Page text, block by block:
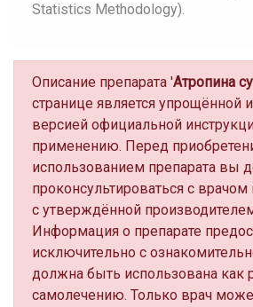
Statistics Methodology).
Описание препарата 'Атропина
странице является упрощённой
версией официальной
применению. Перед
использованием препарата вы
проконсультироваться с
с утверждённой
Информация о препарате
исключительно с
должна быть использована как
самолечению. Только врач